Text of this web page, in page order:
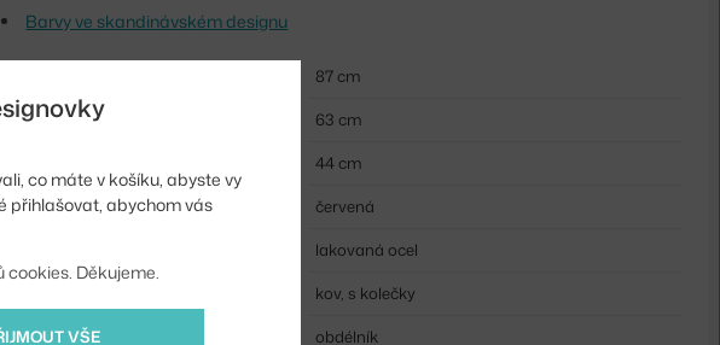
Barvy ve skandinávském designu
87 cm
Délka:
63 cm
44 cm
Barva:
červená
lakovaná ocel
kov, s kolečky
Tvar stolu:
obdélník
co máte v košíku, abyste vy
přihlašovat, abychom vás
Děkujeme.
VŠE